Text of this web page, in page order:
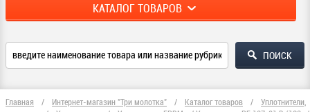
КАТАЛОГ ТОВАРОВ
Главная / Интернет-магазин "Три молотка" / Каталог товаров /
Уплотнители,